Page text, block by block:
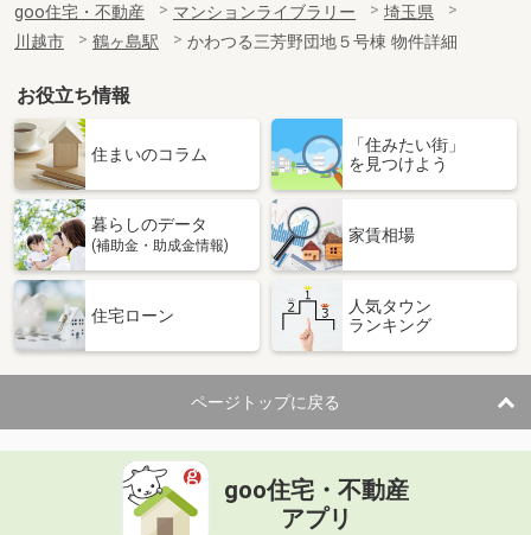
goo住宅・不動産 マンションライブラリー
埼玉県
川越市
鶴ヶ島駅 かわつる三芳野団地５号棟 物件詳細
お役立ち情報
住まいのコラム
「住みたい街」
を見つけよう
暮らしのデータ
(補助金・助成金情報)
家賃相場
住宅ローン
人気タウン
ランキング
ページトップに戻る
goo住宅・不動産
アプリ